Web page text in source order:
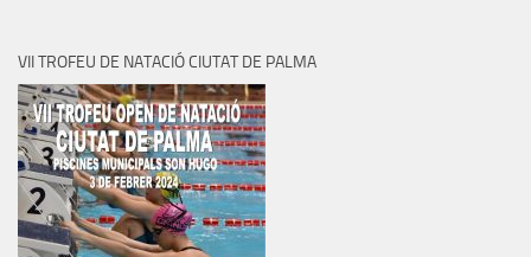
VII TROFEU DE NATACIÓ CIUTAT DE PALMA